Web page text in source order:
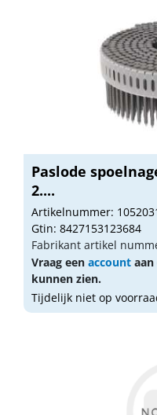
Paslode
2....
Artikelnummer:
Gtin: 8427153123684
Fabrikant artikel
Vraag een account
kunnen zien.
Tijdelijk niet op